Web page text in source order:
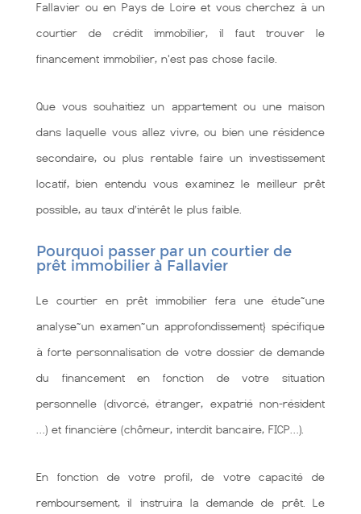
Fallavier ou en Pays de Loire et vous cherchez à un
courtier de crédit immobilier, il faut trouver le
financement immobilier, n'est pas chose facile.
Que vous souhaitiez un appartement ou une maison
dans laquelle vous allez vivre, ou bien une résidence
secondaire, ou plus rentable faire un investissement
locatif, bien entendu vous examinez le meilleur prêt
possible, au taux d’intérêt le plus faible.
Pourquoi passer par un courtier de
prêt immobilier à Fallavier
Le courtier en prêt immobilier fera une étude~une
analyse~un examen~un approfondissement} spécifique
à forte personnalisation de votre dossier de demande
du financement en fonction de votre situation
personnelle (divorcé, étranger, expatrié non-résident
…) et financière (chômeur, interdit bancaire, FICP…).
En fonction de votre profil, de votre capacité de
remboursement, il instruira la demande de prêt. Le